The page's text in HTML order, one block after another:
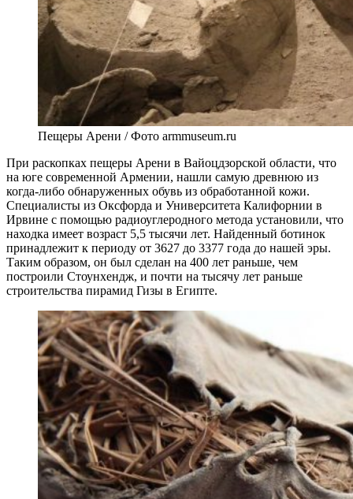
Пещеры Арени / Фото armmuseum.ru
При раскопках пещеры Арени в Вайоцдзорской области, что
на юге современной Армении, нашли самую древнюю из
когда-либо обнаруженных обувь из обработанной кожи.
Специалисты из Оксфорда и Университета Калифорнии в
Ирвине с помощью радиоуглеродного метода установили, что
находка имеет возраст 5,5 тысячи лет. Найденный ботинок
принадлежит к периоду от 3627 до 3377 года до нашей эры.
Таким образом, он был сделан на 400 лет раньше, чем
построили Стоунхендж, и почти на тысячу лет раньше
строительства пирамид Гизы в Египте.